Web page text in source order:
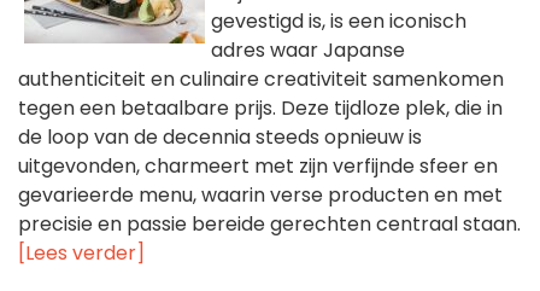
gevestigd is, is een iconisch
adres waar Japanse
authenticiteit en culinaire creativiteit samenkomen
tegen een betaalbare prijs. Deze tijdloze plek, die in
de loop van de decennia steeds opnieuw is
uitgevonden, charmeert met zijn verfijnde sfeer en
gevarieerde menu, waarin verse producten en met
precisie en passie bereide gerechten centraal staan.
[Lees verder]